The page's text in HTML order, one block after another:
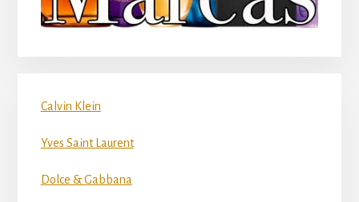
Calvin Klein
Yves Saint Laurent
Dolce & Gabbana